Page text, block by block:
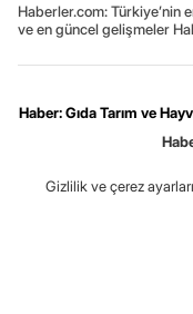
Haberler.com: Türkiye’nin
ve en güncel gelişmeler
Haber: Gıda Tarım ve
Gizlilik ve çerez ayarları